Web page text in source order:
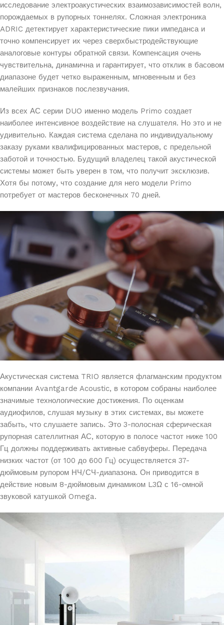
исследование электроакустических взаимозависимостей волн,
порождаемых в рупорных тоннелях. Сложная электроника
ADRIC детектирует характеристические пики импеданса и
точно компенсирует их через сверхбыстродействующие
аналоговые контуры обратной связи. Компенсация очень
чувствительна, динамична и гарантирует, что отклик в басовом
диапазоне будет четко выраженным, мгновенным и без
малейших признаков послезвучания.
Из всех АС серии DUO именно модель Primo создает
наиболее интенсивное воздействие на слушателя. Но это и не
удивительно. Каждая система сделана по индивидуальному
заказу руками квалифицированных мастеров, с предельной
заботой и точностью. Будущий владелец такой акустической
системы может быть уверен в том, что получит эксклюзив.
Хотя бы потому, что создание для него модели Primo
потребует от мастеров бесконечных 70 дней.
Акустическая система TRIO является флагманским продуктом
компании Avantgarde Acoustic, в котором собраны наиболее
значимые технологические достижения. По оценкам
аудиофилов, слушая музыку в этих системах, вы можете
забыть, что слушаете запись. Это 3-полосная сферическая
рупорная сателлитная АС, которую в полосе частот ниже 100
Гц должны поддерживать активные сабвуферы. Передача
низких частот (от 100 до 600 Гц) осуществляется 37-
дюймовым рупором НЧ/СЧ-диапазона. Он приводится в
действие новым 8-дюймовым динамиком L3Ω с 16-омной
звуковой катушкой Omega.